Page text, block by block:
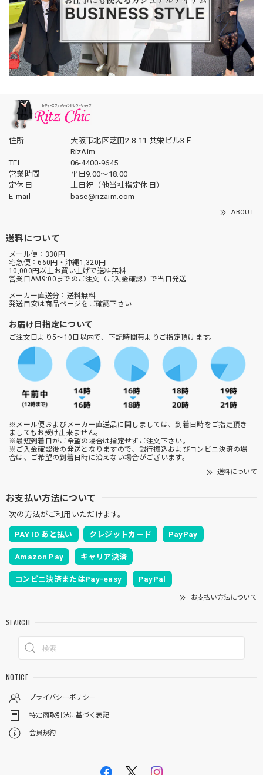
住所
大阪市北区芝田2-8-11 共栄ビル3Ｆ
RizAim
TEL
06-4400-9645
営業時間
平日9:00～18:00
定休日
土日祝（他当社指定休日）
E-mail
base@rizaim.com
ABOUT
送料について
メール便：330円
宅急便：660円・沖縄1,320円
10,000円以上お買い上げで送料無料
営業日AM9:00までのご注文（ご入金確認）で当日発送
メーカー直送分：送料無料
発送目安は商品ページをご確認下さい
お届け日指定について
ご注文日より5～10日以内で、下記時間帯よりご指定頂けます。
※メール便およびメーカー直送品に関しましては、到着日時をご指定頂き
ましてもお受け出来ません。
※最短到着日がご希望の場合は指定せずご注文下さい。
※ご入金確認後の発送となりますので、銀行振込およびコンビニ決済の場
合は、ご希望の到着日時に沿えない場合がございます。
送料について
お支払い方法について
次の方法がご利用いただけます。
PAY ID あと払い クレジットカード PayPay
Amazon Pay キャリア決済
コンビニ決済またはPay-easy PayPal
お支払い方法について
SEARCH
NOTICE
プライバシーポリシー
特定商取引法に基づく表記
会員規約